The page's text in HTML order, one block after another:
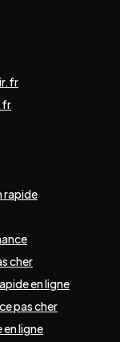
rapide
cher
en ligne
pas cher
en ligne